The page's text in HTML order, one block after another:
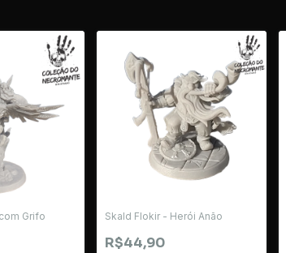
Grifo Skald Flokir - Herói Anão
R$44,90